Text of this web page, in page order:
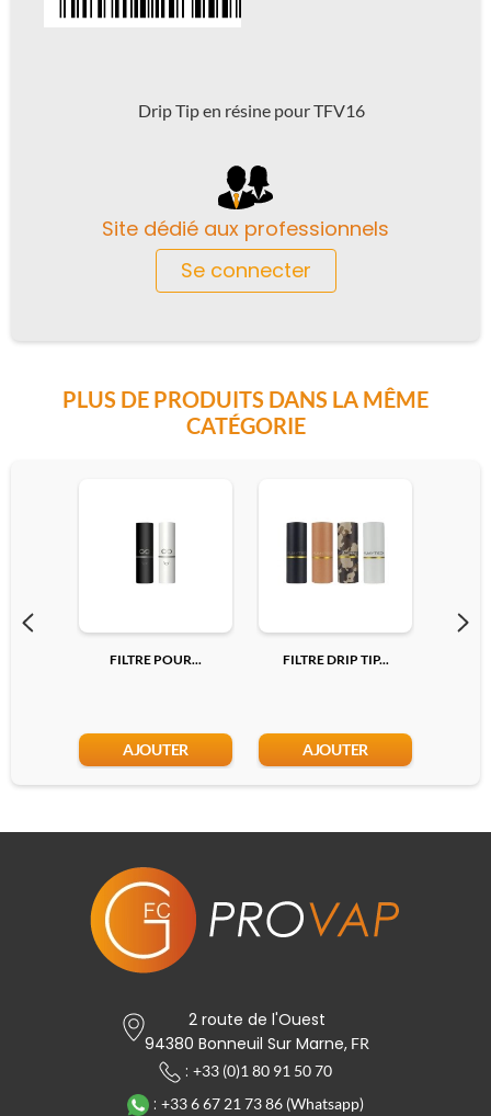
Drip Tip en résine pour TFV16
Site dédié aux professionnels
Se connecter
PLUS DE PRODUITS DANS LA MÊME
CATÉGORIE
FILTRE POUR...
AJOUTER
FILTRE DRIP TIP...
AJOUTER
2 route de l'Ouest
94380 Bonneuil Sur Marne,FR
: +33 (0)1 80 91 50 70
: +33 6 67 21 73 86 (Whatsapp)